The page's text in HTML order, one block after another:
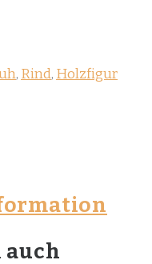
, Rind, Holzfigur
auch